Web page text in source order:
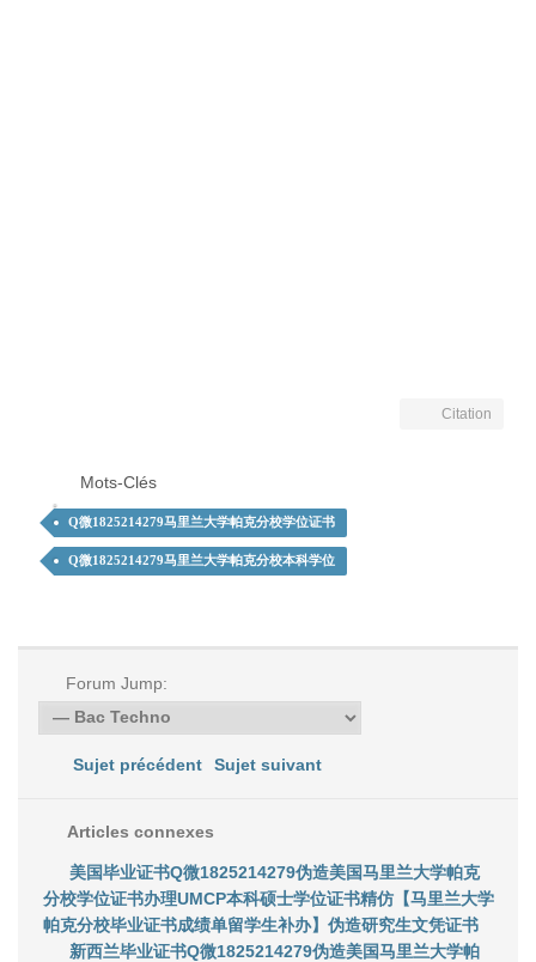
Citation
Mots-Clés
Q微1825214279马里兰大学帕克分校学位证书
Q微1825214279马里兰大学帕克分校本科学位
Forum Jump:
Sujet précédent Sujet suivant
Articles connexes
美国毕业证书Q微1825214279伪造美国马里兰大学帕克
分校学位证书办理UMCP本科硕士学位证书精仿【马里兰大学
帕克分校毕业证书成绩单留学生补办】伪造研究生文凭证书
新西兰毕业证书Q微1825214279伪造美国马里兰大学帕